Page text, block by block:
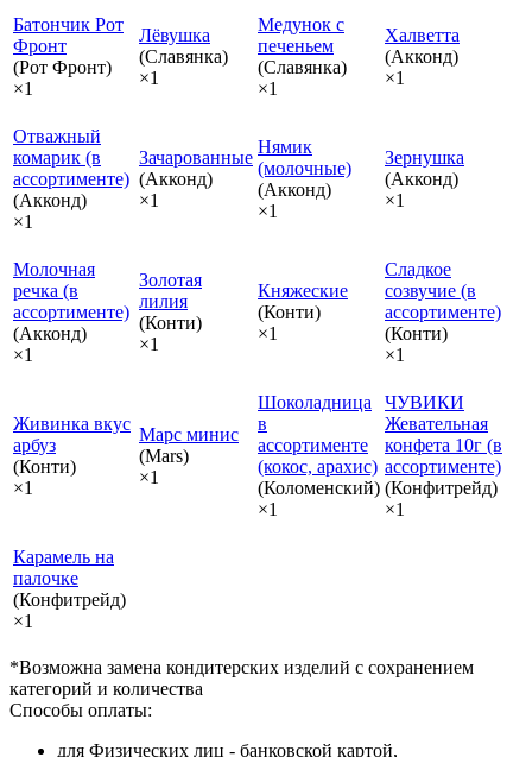
Батончик Рот
Фронт
(Рот Фронт)
×1
Лёвушка
(Славянка)
×1
Медунок с
печеньем
(Славянка)
×1
Халветта
(Акконд)
×1
Отважный
комарик (в
ассортименте)
(Акконд)
×1
Зачарованные
(Акконд)
×1
Нямик
(молочные)
(Акконд)
×1
Зернушка
(Акконд)
×1
Молочная
речка (в
ассортименте)
(Акконд)
×1
Золотая
лилия
(Конти)
×1
Княжеские
(Конти)
×1
Сладкое
созвучие (в
ассортименте)
(Конти)
×1
Живинка вкус
арбуз
(Конти)
×1
Марс минис
(Mars)
×1
Шоколадница
в
ассортименте
(кокос, арахис)
(Коломенский)
×1
ЧУВИКИ
Жевательная
конфета 10г (в
ассортименте)
(Конфитрейд)
×1
Карамель на
палочке
(Конфитрейд)
×1
*Возможна замена кондитерских изделий с сохранением
категорий и количества
Способы оплаты:
для Физических лиц - банковской картой,